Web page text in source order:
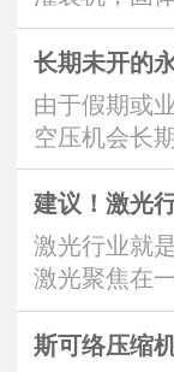
由于假期或
空压机会长
激光行业就
激光聚焦在